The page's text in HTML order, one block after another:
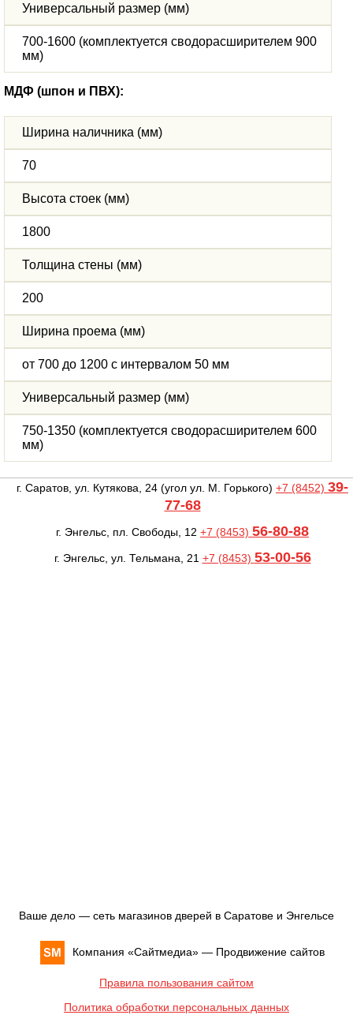
Универсальный размер (мм)
700-1600 (комплектуется сводорасширителем 900
мм)
МДФ (шпон и ПВХ):
Ширина наличника (мм)
70
Высота стоек (мм)
1800
Толщина стены (мм)
200
Ширина проема (мм)
от 700 до 1200 с интервалом 50 мм
Универсальный размер (мм)
750-1350 (комплектуется сводорасширителем 600
мм)
г. Саратов, ул. Кутякова, 24 (угол ул. М. Горького) +7 (8452) 39-
77-68
г. Энгельс, пл. Свободы, 12 +7 (8453) 56-80-88
г. Энгельс, ул. Тельмана, 21 +7 (8453) 53-00-56
Ваше дело — сеть магазинов дверей в Саратове и Энгельсе
Компания «Сайтмедиа» — Продвижение сайтов
Правила пользования сайтом
Политика обработки персональных данных